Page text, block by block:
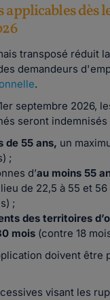
dès
transposé réduit
demandeurs
.
septembre 2026,
seront indemnisés
de 55 ans, un
;
d’au moins 55
de 22,5 à 55 et
;
des territoires
mois (contre 18
doivent être
visant les